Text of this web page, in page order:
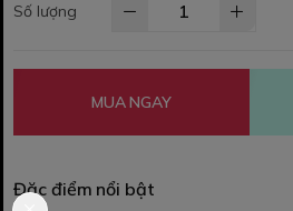
Số lượng
MUA NGAY
Đặc điểm nổi bật